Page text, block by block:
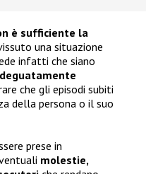
è sufficiente la
una situazione
infatti che siano
che gli episodi subiti
della persona o il suo
prese in
molestie,